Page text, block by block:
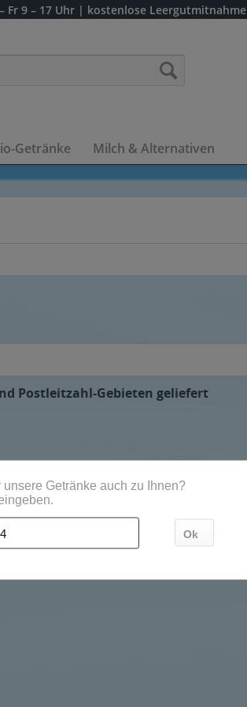
Fr 9 – 17 Uhr | kostenlose Leergutmitnahme
Getränke Milch & Alternativen
Postleitzahl-Gebieten geliefert